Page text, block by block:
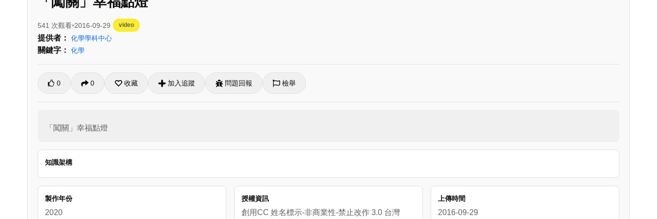
541 次觀看 2016-09-29 video
提供者： 化學學科中心
關鍵字： 化學
0 0 收藏 加入追蹤 問題回報 檢舉
「闖關」幸福點燈
知識架構
製作年份
2020
授權資訊
創用CC 姓名標示-非商業性-禁止改作 3.0 台灣
上傳時間
2016-09-29